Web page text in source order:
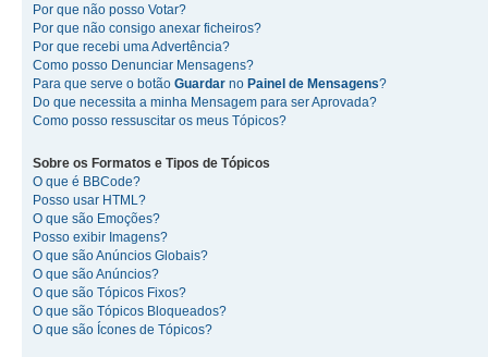
Por que não posso Votar?
Por que não consigo anexar ficheiros?
Por que recebi uma Advertência?
Como posso Denunciar Mensagens?
Para que serve o botão Guardar no Painel de Mensagens?
Do que necessita a minha Mensagem para ser Aprovada?
Como posso ressuscitar os meus Tópicos?
Sobre os Formatos e Tipos de Tópicos
O que é BBCode?
Posso usar HTML?
O que são Emoções?
Posso exibir Imagens?
O que são Anúncios Globais?
O que são Anúncios?
O que são Tópicos Fixos?
O que são Tópicos Bloqueados?
O que são Ícones de Tópicos?